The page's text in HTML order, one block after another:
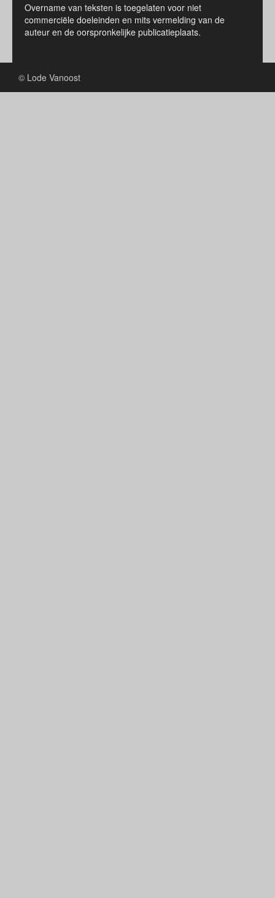
Overname van teksten is toegelaten voor niet
commerciële doeleinden en mits vermelding van de
auteur en de oorspronkelijke publicatieplaats.
© Lode Vanoost